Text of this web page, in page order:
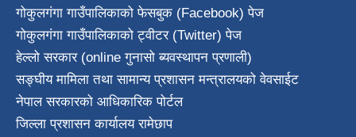
गोकुलगंगा गाउँपालिकाको फेसबुक (Facebook) पेज
गोकुलगंगा गाउँपालिकाको ट्वीटर (Twitter) पेज
हेल्लो सरकार (online गुनासो ब्यवस्थापन प्रणाली)
सङ्घीय मामिला तथा सामान्य प्रशासन मन्त्रालयको वेवसाईट
नेपाल सरकारको आधिकारिक पोर्टल
जिल्ला प्रशासन कार्यालय रामेछाप